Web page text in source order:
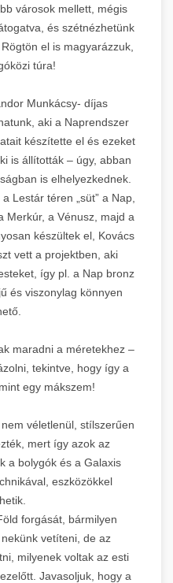
városok mellett, mégis
és szétnézhetünk
el is magyarázzuk,
túra!
Munkácsy- díjas
aki a Naprendszer
készítette el és ezeket
is állították – úgy, abban
is elhelyezkednek.
Lestár téren „süt” a Nap,
Merkúr, a Vénusz, majd a
készültek el, Kovács
vett a projektben, aki
így pl. a Nap bronz
és viszonylag könnyen
maradni a méretekhez –
tekintve, hogy így a
egy mákszem!
véletlenül, stílszerűen
mert így azok az
a bolygók és a Galaxis
eszközökkel
forgását, bármilyen
vetíteni, de az
milyenek voltak az esti
Javasoljuk, hogy a